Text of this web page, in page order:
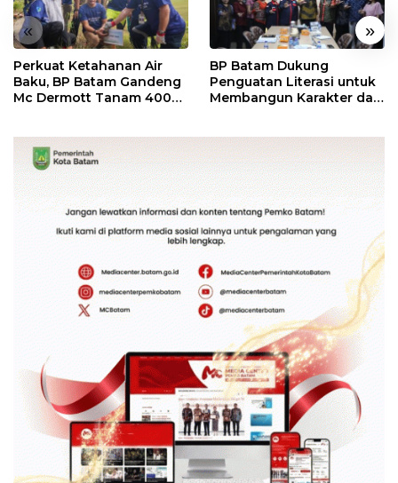
« »
Perkuat Ketahanan Air
Baku, BP Batam Gandeng
Mc Dermott Tanam 400
BP Batam Dukung
Penguatan Literasi untuk
Membangun Karakter dan